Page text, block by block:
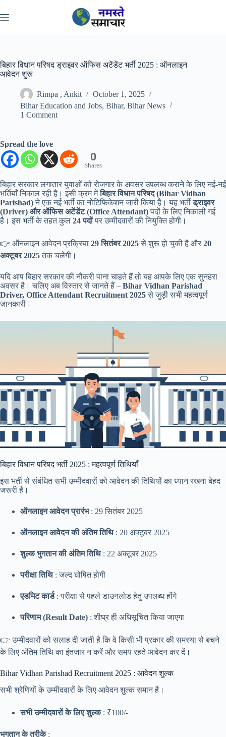
to
content
बिहार विधान परिषद ड्राइवर ऑफिस अटेंडेंट भर्ती 2025 : ऑनलाइन
आवेदन शुरू
Rimpa , Ankit
October 1, 2025
Bihar Education and Jobs, Bihar, Bihar News
1 Comment
Spread the love
0
Shares
बिहार सरकार लगातार युवाओं को रोजगार के अवसर उपलब्ध कराने के लिए नई-नई
भर्तियाँ निकाल रही है। इसी क्रम मेंबिहार विधान परिषद (Bihar Vidhan
Parishad)ने एक नई भर्ती का नोटिफिकेशन जारी किया है। यह भर्तीड्राइवर
(Driver) और ऑफिस अटेंडेंट (Office Attendant)पदों के लिए निकाली गई
है। इस भर्ती के तहत कुल 24 पदोंपर उम्मीदवारों की नियुक्ति होगी।
👉 ऑनलाइन आवेदन प्रक्रिया 29 सितंबर 2025से शुरू हो चुकी है और 20
अक्टूबर 2025तक चलेगी।
यदि आप बिहार सरकार की नौकरी पाना चाहते हैं तो यह आपके लिए एक सुनहरा
अवसर है। चलिए अब विस्तार से जानते हैं – Bihar Vidhan Parishad
Driver, Office Attendant Recruitment 2025से जुड़ी सभी महत्वपूर्ण
जानकारी।
बिहार विधान परिषद भर्ती 2025 : महत्वपूर्ण तिथियाँ
इस भर्ती से संबंधित सभी उम्मीदवारों को आवेदन की तिथियों का ध्यान रखना बेहद
जरूरी है।
ऑनलाइन आवेदन प्रारंभ: 29 सितंबर 2025
ऑनलाइन आवेदन की अंतिम तिथि: 20 अक्टूबर 2025
शुल्क भुगतान की अंतिम तिथि: 22 अक्टूबर 2025
परीक्षा तिथि: जल्द घोषित होगी
एडमिट कार्ड: परीक्षा से पहले डाउनलोड हेतु उपलब्ध होंगे
परिणाम (Result Date) : शीघ्र ही अधिसूचित किया जाएगा
👉 उम्मीदवारों को सलाह दी जाती है कि वे किसी भी प्रकार की समस्या से बचने
के लिए अंतिम तिथि का इंतजार न करें और समय रहते आवेदन कर दें।
Bihar Vidhan Parishad Recruitment 2025 : आवेदन शुल्क
सभी श्रेणियों के उम्मीदवारों के लिए आवेदन शुल्क समान है।
सभी उम्मीदवारों के लिए शुल्क: ₹100/-
भुगतान के तरीके: